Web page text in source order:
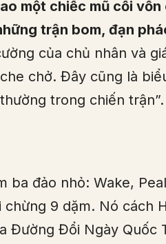
một chiếc mũ cối
trận bom, đạn
của chủ nhân và
chở. Đây cũng là
trong chiến trận”.
ba đảo nhỏ: Wake,
9 dặm. Nó cách
Đường Đổi Ngày Quốc